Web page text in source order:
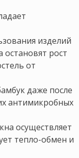
изделий
рост
от
даже после
антимикробных
осуществляет
тепло-обмен и